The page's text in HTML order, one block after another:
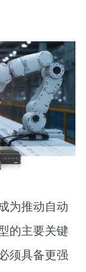
为推动自动
的主要关键
须具备更强